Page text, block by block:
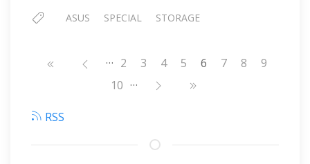
ASUS SPECIAL STORAGE
Нумерация… Страница
2 Страница
3 Страница
4 Страница
5 6 Страница
7 Страница
8
9
Страница
10 …
RSS